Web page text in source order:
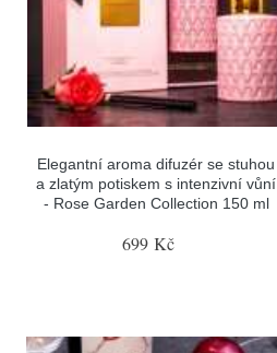
Elegantní aroma difuzér se stuhou
a zlatým potiskem s intenzivní vůní
- Rose Garden Collection 150 ml
699 Kč